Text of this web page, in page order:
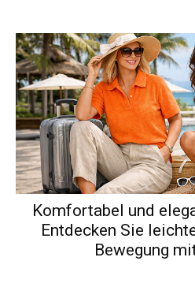
Komfortabel und
Entdecken Sie
Bewegung